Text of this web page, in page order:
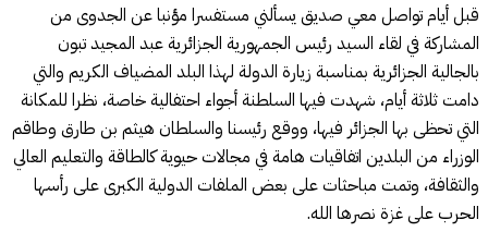
قبل أيام تواصل معي صديق يسألني مستفسرا مؤنبا عن الجدوى من
المشاركة في لقاء السيد رئيس الجمهورية الجزائرية عبد المجيد تبون
بالجالية الجزائرية بمناسبة زيارة الدولة لهذا البلد المضياف الكريم والتي
دامت ثلاثة أيام، شهدت فيها السلطنة أجواء احتفالية خاصة، نظرا للمكانة
التي تحظى بها الجزائر فيها، ووقع رئيسنا والسلطان هيثم بن طارق وطاقم
الوزراء من البلدين اتفاقيات هامة في مجالات حيوية كالطاقة والتعليم العالي
والثقافة، وتمت مباحثات على بعض الملفات الدولية الكبرى على رأسها
الحرب على غزة نصرها الله.